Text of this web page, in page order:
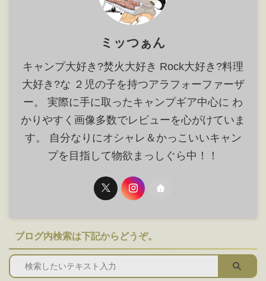
ミッつぁん
キャンプ大好き?焚火大好き Rock大好き?料理
大好き?な ２児の子を持つアラフォーファーザ
ー。 実際に手に取ったキャンプギア中心に わ
かりやすく画像多数でレビューを心がけていま
す。 自分なりにオシャレ＆かっこいいキャン
プを目指して物欲まっしぐら中！！
ブログ内検索は下記からどうぞ。